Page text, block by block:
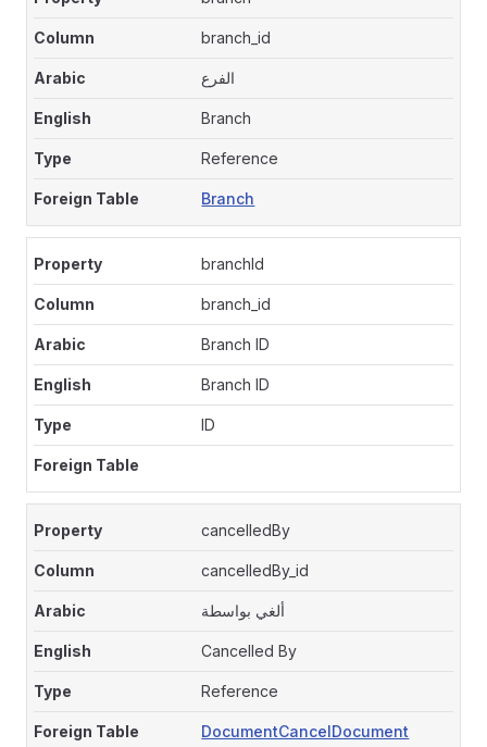
branch_id
الفرع
Branch
Reference
Branch
branchId
branch_id
Branch ID
Branch ID
ID
cancelledBy
cancelledBy_id
ألغي بواسطة
Cancelled By
Reference
DocumentCancelDocument